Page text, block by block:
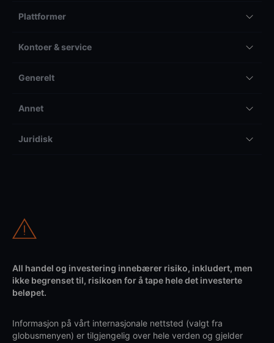
Plattformer
Kontoer & service
Generelt
Annet
Juridisk
All handel og investering innebærer risiko, inkludert, men
ikke begrenset til, risikoen for å tape hele det investerte
beløpet.
Informasjon på vårt internasjonale nettsted (valgt fra
globusmenyen) er tilgjengelig over hele verden og gjelder